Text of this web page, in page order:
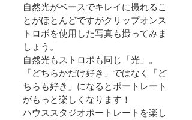
自然光がベースでキレイに撮れるこ
とがほとんどですがクリップオンス
トロボを使用した写真も撮ってみま
しょう。
自然光もストロボも同じ「光」。
「どちらかだけ好き」ではなく「ど
ちらも好き」になるとポートレート
がもっと楽しくなります！
ハウススタジオポートレートを楽し